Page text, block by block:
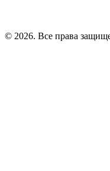
© 2026. Все права